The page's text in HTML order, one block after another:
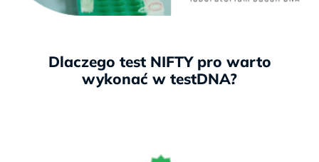
Dlaczego test NIFTY pro warto
wykonać w testDNA?